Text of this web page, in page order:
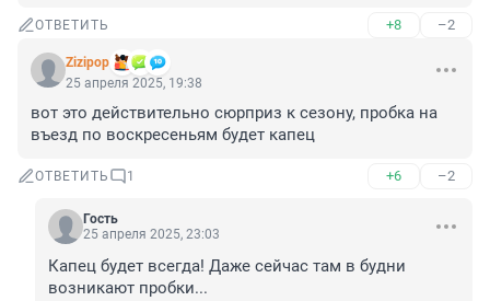
ОТВЕТИТЬ +8 –2
Zizipop
25 апреля 2025, 19:38
вот это действительно сюрприз к сезону, пробка на
въезд по воскресеньям будет капец
ОТВЕТИТЬ 1 +6 –2
Гость
25 апреля 2025, 23:03
Капец будет всегда! Даже сейчас там в будни
возникают пробки...